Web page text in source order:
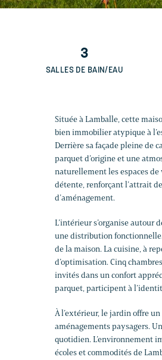
3
SALLES DE BAIN/EAU
Située à Lamballe, cette
bien immobilier atypique à
Derrière sa façade pleine de
parquet d’origine et une
naturellement les espaces
détente, renforçant l’attrait
d’aménagement.
L’intérieur s’organise autour
une distribution
de la maison. La cuisine, à
d’optimisation. Cinq
invités dans un confort
parquet, participent à
À l’extérieur, le jardin offre
aménagements paysagers.
quotidien. L’environnement
écoles et commodités de